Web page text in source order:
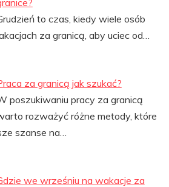
to czas, kiedy wiele osób
za granicą, aby uciec od…
za granicą jak szukać?
poszukiwaniu pracy za granicą
rozważyć różne metody, które
szanse na…
we wrześniu na wakacje za